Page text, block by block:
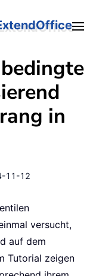
in
11-12
versucht,
auf dem
Tutorial zeigen